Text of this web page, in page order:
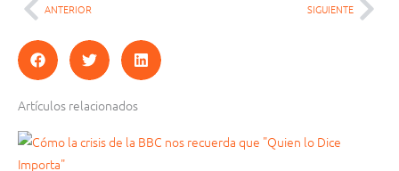
AntANTERIOR SIGUIENTE
Artículos relacionados
PáginaPáginaPáginaPáginaPáginaPáginaPáginaPáginaPáginaPáginaPáginaPáginaPágina
PáginaPáginaPáginaPáginaPáginaPáginaPáginaPáginaPáginaPáginaPáginaPágina
PáginaPáginaPáginaPáginaPáginaPáginaPáginaPáginaPáginaPáginaPáginaPágina
PáginaPáginaPáginaPáginaPáginaPágina